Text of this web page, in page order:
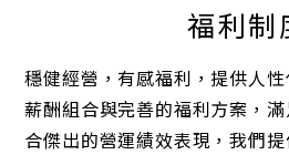
福利制
穩健經營，有感福利，提供人
薪酬組合與完善的福利方案，
合傑出的營運績效表現，我們